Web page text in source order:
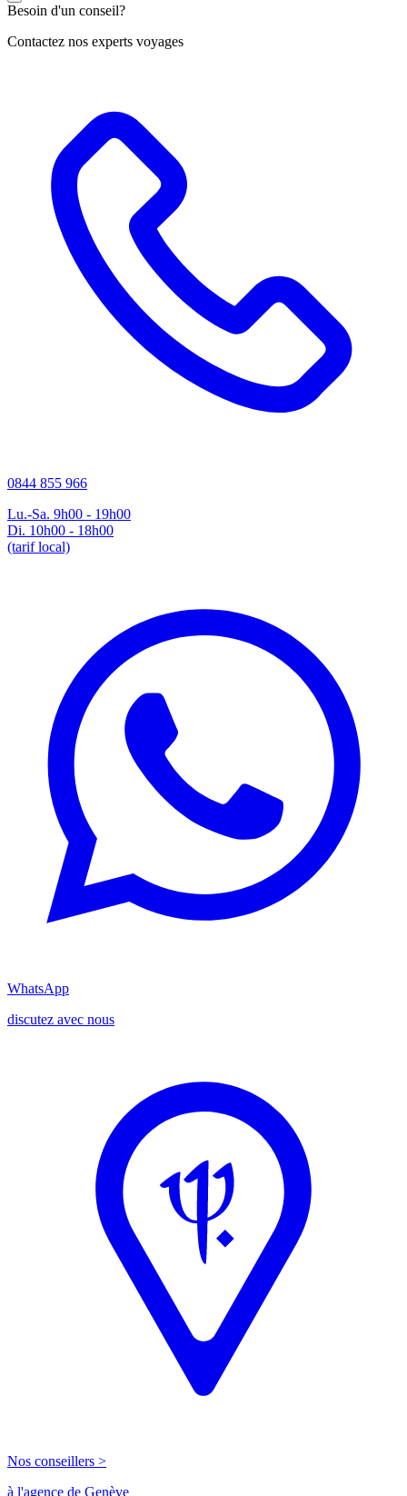
Besoin d'un conseil?
Contactez nos experts voyages
0844 855 966
Lu.-Sa. 9h00 - 19h00
Di. 10h00 - 18h00
(tarif local)
WhatsApp
discutez avec nous
Nos conseillers >
à l'agence de Genève